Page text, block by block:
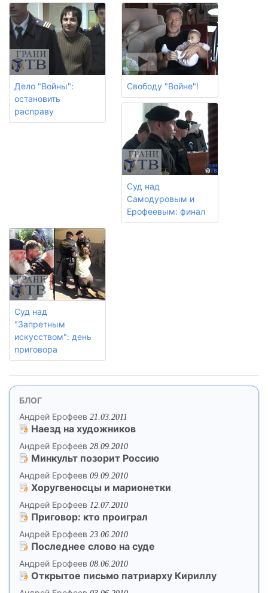
Дело "Войны":
остановить
расправу
Свободу "Войне"!
Суд над
Самодуровым и
Ерофеевым: финал
Суд над
"Запретным
искусством": день
приговора
БЛОГ
Андрей Ерофеев 21.03.2011
Наезд на художников
Андрей Ерофеев 28.09.2010
Минкульт позорит Россию
Андрей Ерофеев 09.09.2010
Хоругвеносцы и марионетки
Андрей Ерофеев 12.07.2010
Приговор: кто проиграл
Андрей Ерофеев 23.06.2010
Последнее слово на суде
Андрей Ерофеев 08.06.2010
Открытое письмо патриарху Кириллу